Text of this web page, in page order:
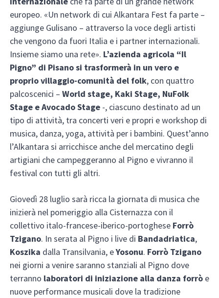
europeo. «Un network di cui Alkantara Fest fa parte –
aggiunge Gulisano – attraverso la voce degli artisti
che vengono da fuori Italia e i partner internazionali.
Insieme siamo una rete». L’azienda agricola “Il
Pigno” di Pisano si trasformerà in un vero e
proprio villaggio-comunità del folk, con quattro
palcoscenici – World stage, Kaki Stage, NuFolk
Stage e Avocado Stage -, ciascuno destinato ad un
tipo di attività, tra concerti veri e propri e workshop di
musica, danza, yoga, attività per i bambini. Quest’anno
l’Alkantara si arricchisce anche del mercatino degli
artigiani che campeggeranno al Pigno e vivranno il
festival con tutti gli altri.
Giovedì 28 luglio sarà ricca la giornata di musica che
inizierà nel pomeriggio alla Cisternazza con il
collettivo italo-francese-iberico-portoghese Forrò
Tzigano. In serata al Pigno i live di Bandadriatica,
Koszika dalla Transilvania, eYosonu. Forrò Tzigano
nei giorni a venire saranno stanziali al Pigno dove
terranno laboratori di iniziazione alla danza forrò e
nuove performance musicali dove la tradizione